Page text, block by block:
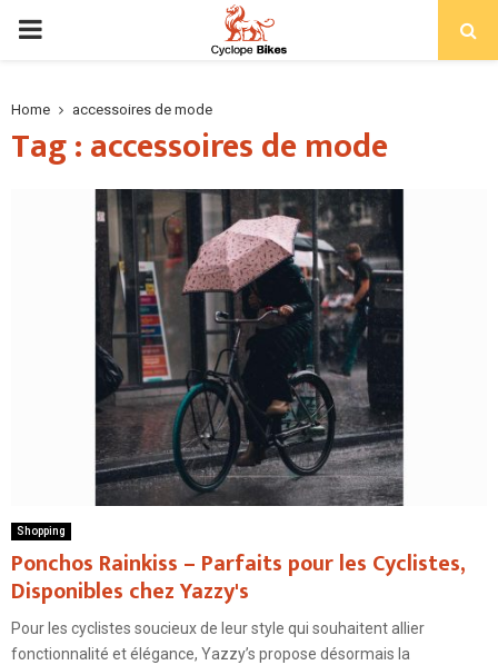
PRIMARY
Home accessoires de mode
Tag : accessoires de mode
Shopping
Ponchos Rainkiss – Parfaits pour les Cyclistes,
Disponibles chez Yazzy's
Pour les cyclistes soucieux de leur style qui souhaitent allier
fonctionnalité et élégance, Yazzy’s propose désormais la